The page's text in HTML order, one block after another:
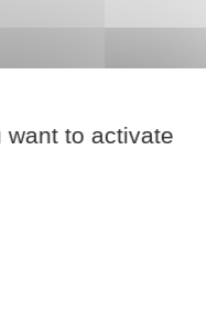
to activate